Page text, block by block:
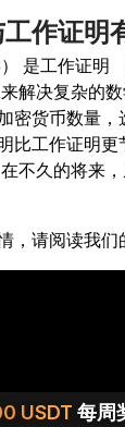
作证明
是工作证明
解决复杂的
密货币数量
比工作证明
在不久的将来
，请阅读我们
USDT 每周